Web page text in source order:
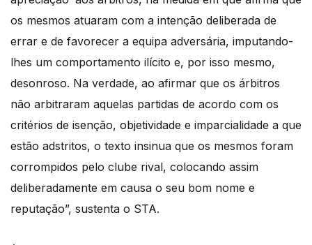
os mesmos atuaram com a intenção deliberada de
errar e de favorecer a equipa adversária, imputando-
lhes um comportamento ilícito e, por isso mesmo,
desonroso. Na verdade, ao afirmar que os árbitros
não arbitraram aquelas partidas de acordo com os
critérios de isenção, objetividade e imparcialidade a que
estão adstritos, o texto insinua que os mesmos foram
corrompidos pelo clube rival, colocando assim
deliberadamente em causa o seu bom nome e
reputação”, sustenta o STA.